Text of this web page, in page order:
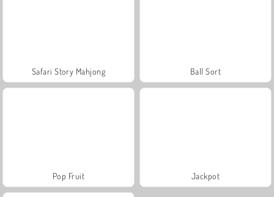
Safari Story Mahjong Ball Sort
Pop Fruit Jackpot